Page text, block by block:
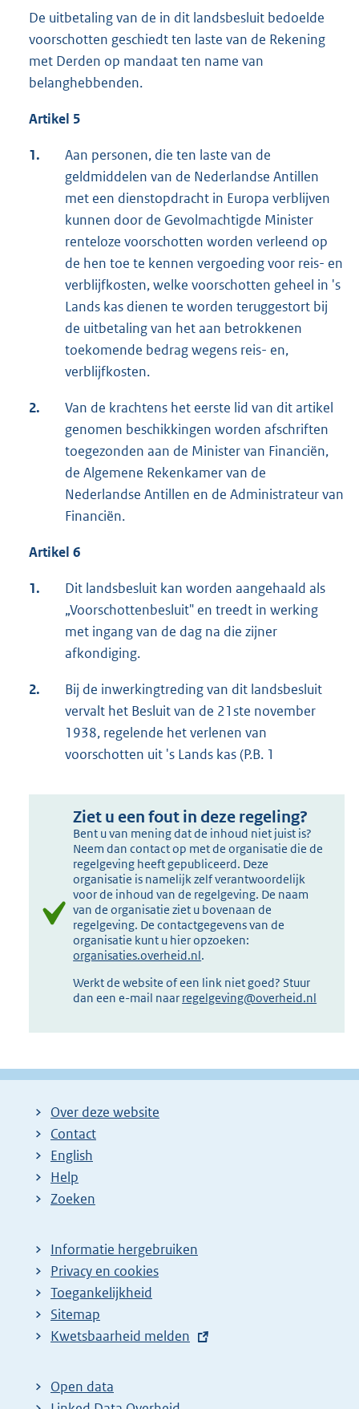
De uitbetaling van de in dit landsbesluit bedoelde
voorschotten geschiedt ten laste van de Rekening
met Derden op mandaat ten name van
belanghebbenden.
Artikel 5
1.
Aan personen, die ten laste van de
geldmiddelen van de Nederlandse Antillen
met een dienstopdracht in Europa verblijven
kunnen door de Gevolmachtigde Minister
renteloze voorschotten worden verleend op
de hen toe te kennen vergoeding voor reis- en
verblijfkosten, welke voorschotten geheel in 's
Lands kas dienen te worden teruggestort bij
de uitbetaling van het aan betrokkenen
toekomende bedrag wegens reis- en,
verblijfkosten.
2.
Van de krachtens het eerste lid van dit artikel
genomen beschikkingen worden afschriften
toegezonden aan de Minister van Financiën,
de Algemene Rekenkamer van de
Nederlandse Antillen en de Administrateur van
Financiën.
Artikel 6
1.
Dit landsbesluit kan worden aangehaald als
„Voorschottenbesluit" en treedt in werking
met ingang van de dag na die zijner
afkondiging.
2.
Bij de inwerkingtreding van dit landsbesluit
vervalt het Besluit van de 21ste november
1938, regelende het verlenen van
voorschotten uit 's Lands kas (P.B. 1
Ziet u een fout in deze regeling?
Bent u van mening dat de inhoud niet juist is?
Neem dan contact op met de organisatie die de
regelgeving heeft gepubliceerd. Deze
organisatie is namelijk zelf verantwoordelijk
voor de inhoud van de regelgeving. De naam
van de organisatie ziet u bovenaan de
regelgeving. De contactgegevens van de
organisatie kunt u hier opzoeken:
organisaties.overheid.nl.
Werkt de website of een link niet goed? Stuur
dan een e-mail naar regelgeving@overheid.nl
Over deze website
Contact
English
Help
Zoeken
Informatie hergebruiken
Privacy en cookies
Toegankelijkheid
Sitemap
E
t
e
Kwetsbaarheid melden
Open data